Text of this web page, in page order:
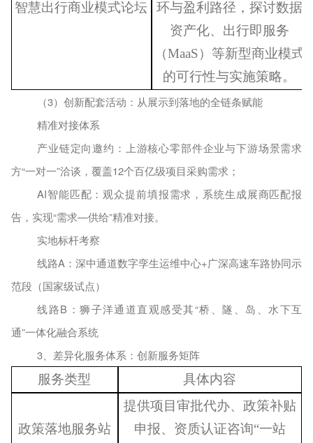
智慧出行商业模式论坛
环与盈利路径，探讨数据
资产化、出行即服务
（MaaS）等新型商业模式
的可行性与实施策略。
（3）创新配套活动：从展示到落地的全链条赋能
精准对接体系
产业链定向邀约：上游核心零部件企业与下游场景需求
方“一对一”洽谈，覆盖12个百亿级项目采购需求 ；
AI智能匹配：观众提前填报需求，系统生成展商匹配报
告，实现“需求—供给”精准对接。
实地标杆考察
线路A：深中通道数字孪生运维中心+广深高速车路协同示
范段（国家级试点）
线路B：狮子洋通道直观感受其“桥、隧、岛、水下互
通”一体化融合系统
3、差异化服务体系：创新服务矩阵
服务类型
具体内容
政策落地服务站
提供项目审批代办、政策补贴
申报、资质认证咨询“一站